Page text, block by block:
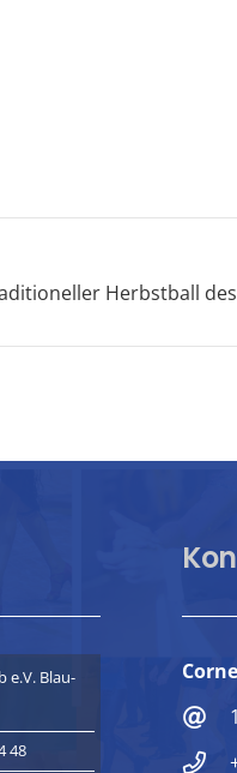
Herbstball
e.V. Blau-
48